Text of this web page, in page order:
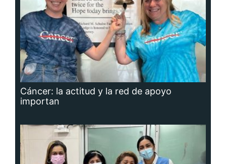
Cáncer: la actitud y la red de apoyo
importan